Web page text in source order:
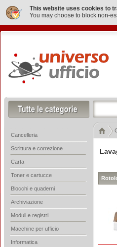
This website uses cookies to
You may choose to block non-
Cancelleria
Scrittura e correzione
Carta
Toner e cartucce
Blocchi e quaderni
Archiviazione
Moduli e registri
Macchine per ufficio
Informatica